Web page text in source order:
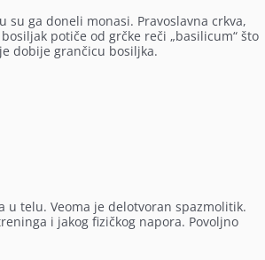
ga doneli monasi. Pravoslavna crkva,
potiče od grčke reči „basilicum“ što
dobije grančicu bosiljka.
u telu. Veoma je delotvoran spazmolitik.
i jakog fizičkog napora. Povoljno